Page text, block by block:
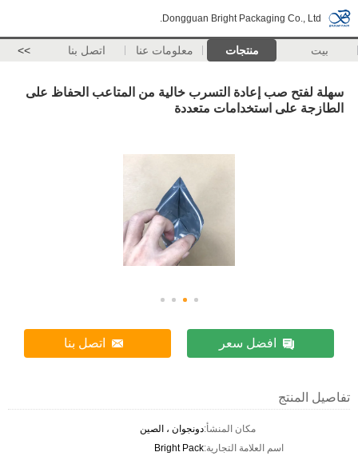
Dongguan Bright Packaging Co., Ltd.
بيت منتجات معلومات عنا اتصل بنا >>
سهلة لفتح صب إعادة التسرب خالية من المتاعب الحفاظ على
الطازجة على استخدامات متعددة
افضل سعر اتصل بنا
تفاصيل المنتج
مكان المنشأ:دونجوان ، الصين
اسم العلامة التجارية:Bright Pack